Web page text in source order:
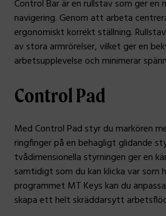
Control Bar är en rullstav som ger en
navigering. Genom att arbeta
ergonomiskt korrekt ställning.
av stora armrörelser, vilket ger en
arbetsupplevelse och minimerar
Control Pad
Med Control Pad styr du markören
ringfinger på en behagligt glidande
tvådimensionella styrningen ger en
samtidigt som du kan klicka var som
programmet MT Keys kan du
skapa ett helt skräddarsytt